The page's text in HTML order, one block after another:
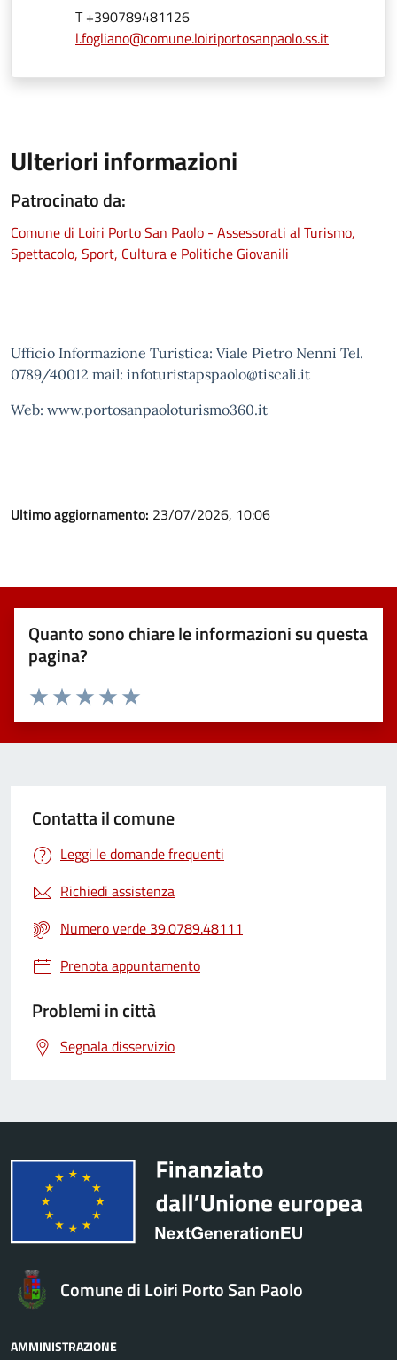
T +390789481126
l.fogliano@comune.loiriportosanpaolo.ss.it
Ulteriori informazioni
Patrocinato da:
Comune di Loiri Porto San Paolo - Assessorati al Turismo,
Spettacolo, Sport, Cultura e Politiche Giovanili
Ufficio Informazione Turistica: Viale Pietro Nenni Tel.
0789/40012 mail: infoturistapspaolo@tiscali.it
Web: www.portosanpaoloturismo360.it
Ultimo aggiornamento: 23/07/2026, 10:06
Quanto sono chiare le informazioni su questa
pagina?
Valuta 5 stelle su 5
Valuta 4 stelle su 5
Valuta 3 stelle su 5
Valuta 2 stelle su 5
Valuta 1 stelle su 5
Contatta il comune
Leggi le domande frequenti
Richiedi assistenza
Numero verde 39.0789.48111
Prenota appuntamento
Problemi in città
Segnala disservizio
Comune di Loiri Porto San Paolo
AMMINISTRAZIONE